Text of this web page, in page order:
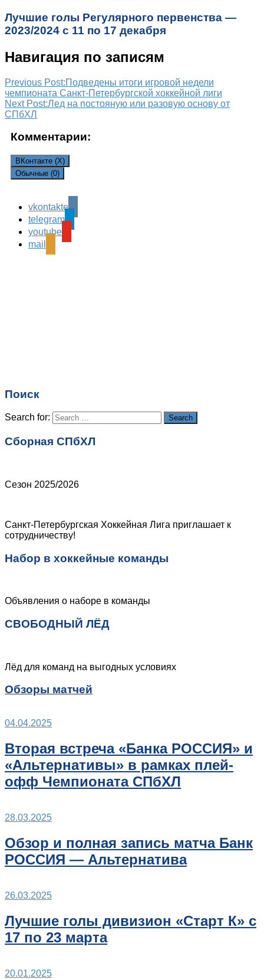
Лучшие голы Регулярного первенства —
2023/2024 с 11 по 17 декабря
Навигация по записям
Previous Post:Подведены итоги игровой недели
чемпионата Санкт-Петербургской хоккейной лиги
Next Post:Лед на постояную или разовую основу от
СПбХЛ
Комментарии:
ВКонтакте (X)
Обычные (0)
Leave a Reply
Ваш адрес email не будет опубликован.
поля помечены
vkontakte
telegram
youtube
mail
Поиск
Search for: Search
Сборная СПбХЛ
Сезон 2025/2026
Санкт-Петербургская Хоккейная Лига приглашает к
сотрудничеству!
Набор в хоккейные команды
Объявления о наборе в команды
СВОБОДНЫЙ ЛЁД
Лёд для команд на выгодных условиях
Обзоры матчей
04.04.2025
Вторая встреча «Банка РОССИЯ» и
«Альтернативы» в рамках плей-
офф Чемпионата СПбХЛ
28.03.2025
Обзор и полная запись матча Банк
РОССИЯ — Альтернатива
26.03.2025
Лучшие голы дивизион «Старт К» с
17 по 23 марта
20.01.2025